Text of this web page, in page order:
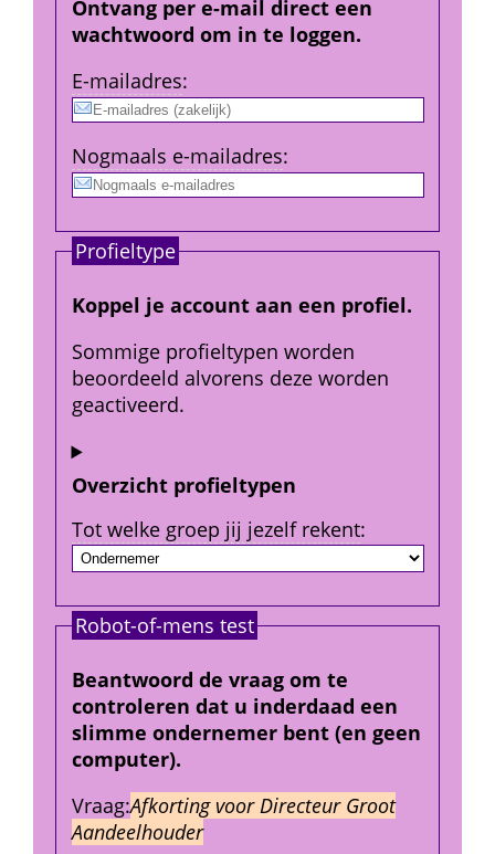
Ontvang per e-mail direct een
wachtwoord om in te loggen.
E-mail­adres:
Nogmaals e-mailadres:
Profiel­type
Koppel je account aan een profiel.
Sommige profieltypen worden
beoordeeld alvorens deze worden
geactiveerd.
Overzicht profieltypen
Tot welke groep jij jezelf rekent:
Robot-of-mens test
Beantwoord de vraag om te
controleren dat u inderdaad een
slimme ondernemer bent (en geen
computer).
Vraag:Afkorting voor Directeur Groot
Aandeelhouder